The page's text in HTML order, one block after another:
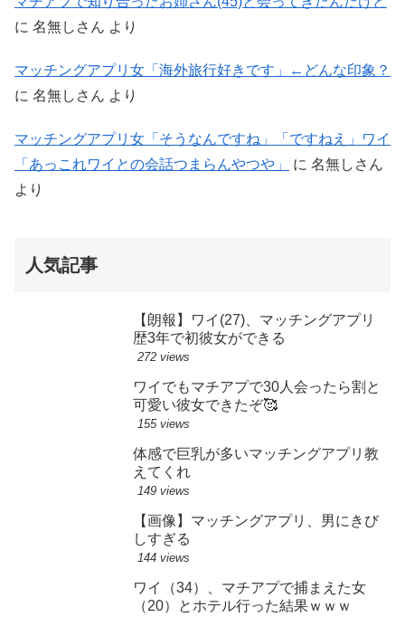
に 名無しさん より
マッチングアプリ女「海外旅行好きです」←どんな印象？
に 名無しさん より
マッチングアプリ女「そうなんですね」「ですねえ」ワイ
「あっこれワイとの会話つまらんやつや」
に 名無しさん
より
人気記事
【朗報】ワイ(27)、マッチングアプリ
歴3年で初彼女ができる
272 views
ワイでもマチアプで30人会ったら割と
可愛い彼女できたぞ🥰
155 views
体感で巨乳が多いマッチングアプリ教
えてくれ
149 views
【画像】マッチングアプリ、男にきび
しすぎる
144 views
ワイ（34）、マチアプで捕まえた女
（20）とホテル行った結果ｗｗｗ